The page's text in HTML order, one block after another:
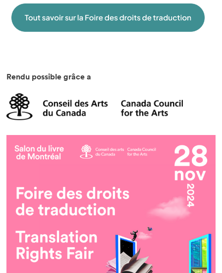
Rendu possible grâce a